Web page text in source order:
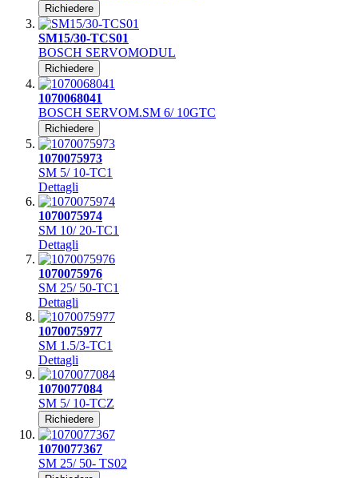
Richiedere
SM15/30-TCS01
BOSCH SERVOMODUL
Richiedere
1070068041
BOSCH SERVOM.SM 6/ 10GTC
Richiedere
1070075973
SM 5/ 10-TC1
Dettagli
1070075974
SM 10/ 20-TC1
Dettagli
1070075976
SM 25/ 50-TC1
Dettagli
1070075977
SM 1.5/3-TC1
Dettagli
1070077084
SM 5/ 10-TCZ
Richiedere
1070077367
SM 25/ 50- TS02